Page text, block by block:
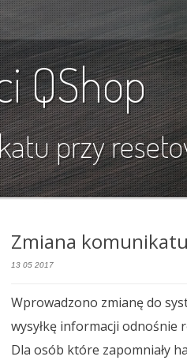
QShop
przy
Zmiana
13 05 2017
Wprowadzono zmianę do
wysyłkę informacji odnośnie
Dla osób które zapomniały